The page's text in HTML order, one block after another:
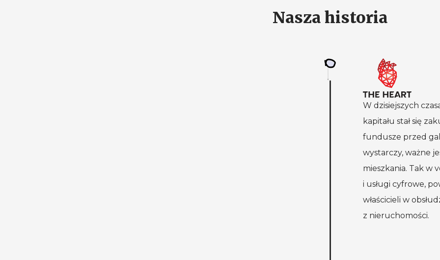
Nasza historia
W dzisiejszych
kapitału stał się
fundusze przed
wystarczy, ważne
mieszkania. Takw
i usługi cyfrowe,
właścicieli w
z nieruchomości.